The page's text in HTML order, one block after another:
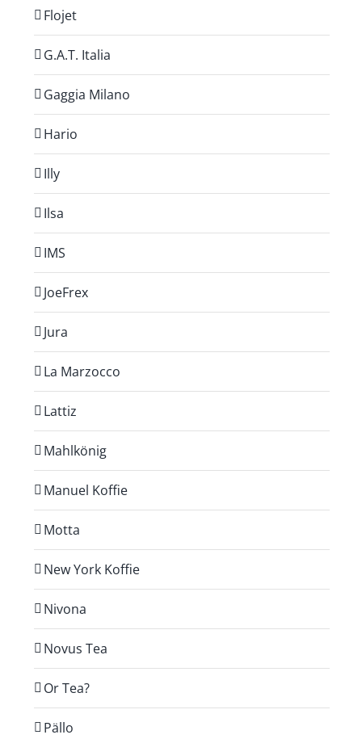
Flojet
G.A.T. Italia
Gaggia Milano
Hario
Illy
Ilsa
IMS
JoeFrex
Jura
La Marzocco
Lattiz
Mahlkönig
Manuel Koffie
Motta
New York Koffie
Nivona
Novus Tea
Or Tea?
Pällo